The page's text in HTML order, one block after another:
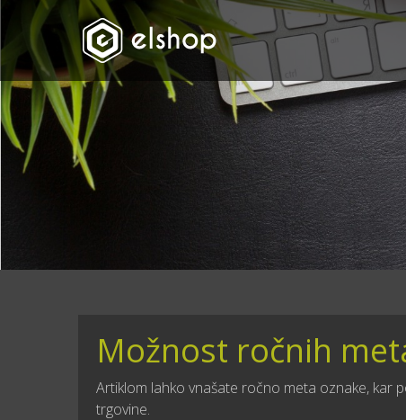
Možnost ročnih
Artiklom lahko vnašate ročno meta oznake, kar
trgovine.